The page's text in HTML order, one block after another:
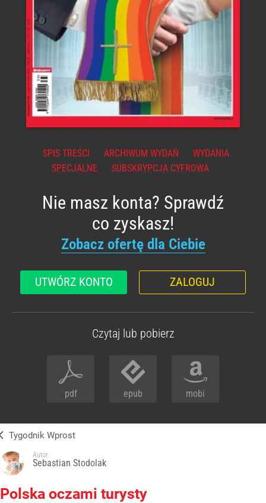
SPIS TREŚCI ARCHIWUM WYDAŃ
WYDANIA
SPECJALNE
SUBSKRYPCJA CYFROWA
Nie masz konta? Sprawdź
co zyskasz!
Zobacz ofertę dla Ciebie
UTWÓRZ KONTO ZALOGUJ
Czytaj lub pobierz
pdf epub mobi
Tygodnik Wprost
Autor:
Sebastian Stodolak
Polska oczami turysty